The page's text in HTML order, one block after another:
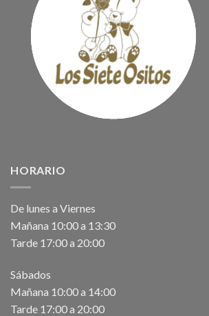
HORARIO
De lunes a Viernes
Mañana 10:00 a 13:30
Tarde 17:00 a 20:00
Sábados
Mañana 10:00 a 14:00
Tarde 17:00 a 20:00